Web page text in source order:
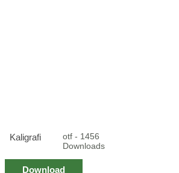
Kaligrafi
otf - 1456
Downloads
Download